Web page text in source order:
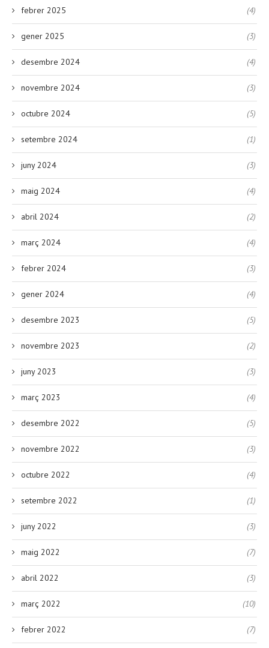
febrer 2025 (4)
gener 2025 (3)
desembre 2024 (4)
novembre 2024 (3)
octubre 2024 (5)
setembre 2024 (1)
juny 2024 (3)
maig 2024 (4)
abril 2024 (2)
març 2024 (4)
febrer 2024 (3)
gener 2024 (4)
desembre 2023 (5)
novembre 2023 (2)
juny 2023 (3)
març 2023 (4)
desembre 2022 (5)
novembre 2022 (3)
octubre 2022 (4)
setembre 2022 (1)
juny 2022 (3)
maig 2022 (7)
abril 2022 (3)
març 2022 (10)
febrer 2022 (7)